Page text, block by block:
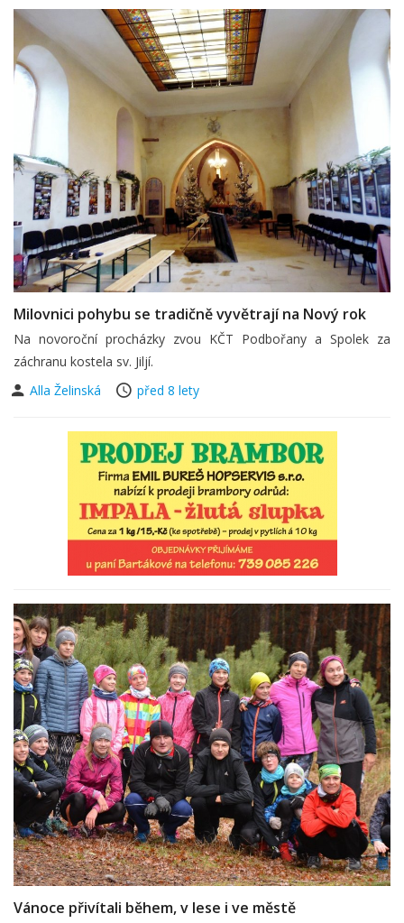
Milovnici pohybu se tradičně vyvětrají na Nový rok
Na novoroční procházky zvou KČT Podbořany a Spolek za
záchranu kostela sv. Jiljí.
Alla Želinská
před 8 lety
Vánoce přivítali během, v lese i ve městě